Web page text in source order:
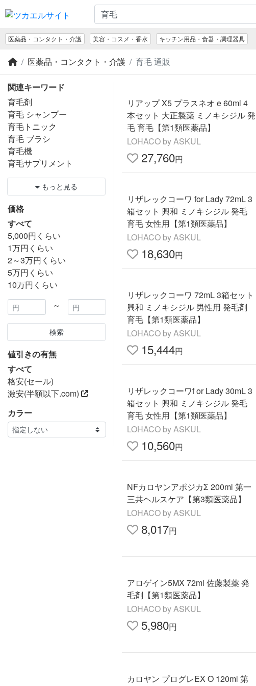
医薬品・コンタクト・介護 美容・コスメ・香水 キッチン用品・食器・調理器具
医薬品・コンタクト・介護 育毛 通販
関連キーワード
育毛剤
育毛 シャンプー
育毛トニック
育毛 ブラシ
育毛機
育毛サプリメント
もっと見る
価格
すべて
5,000円くらい
1万円くらい
2～3万円くらい
5万円くらい
10万円くらい
～
検索
値引きの有無
すべて
格安(セール)
激安(半額以下.com)
カラー
リアップ X5 プラスネオ e 60ml 4
本セット 大正製薬 ミノキシジル 発
毛 育毛【第1類医薬品】
LOHACO by ASKUL
27,760円
リザレックコーワ for Lady 72mL 3
箱セット 興和 ミノキシジル 発毛
育毛 女性用【第1類医薬品】
LOHACO by ASKUL
18,630円
リザレックコーワ 72mL 3箱セット
興和 ミノキシジル 男性用 発毛剤
育毛【第1類医薬品】
LOHACO by ASKUL
15,444円
リザレックコーワf or Lady 30mL 3
箱セット 興和 ミノキシジル 発毛
育毛 女性用【第1類医薬品】
LOHACO by ASKUL
10,560円
NFカロヤンアポジカΣ 200ml 第一
三共ヘルスケア【第3類医薬品】
LOHACO by ASKUL
8,017円
アロゲイン5MX 72ml 佐藤製薬 発
毛剤【第1類医薬品】
LOHACO by ASKUL
5,980円
カロヤン プログレEX O 120ml 第